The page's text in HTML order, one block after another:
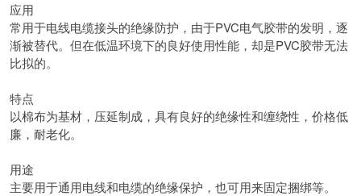
应用
常用于电线电缆接头的绝缘防护，由于PVC电气胶带的发明，逐
渐被替代。但在低温环境下的良好使用性能，却是PVC胶带无法
比拟的。
特点
以棉布为基材，压延制成，具有良好的绝缘性和缠绕性，价格低
廉，耐老化。
用途
主要用于通用电线和电缆的绝缘保护，也可用来固定捆绑等。